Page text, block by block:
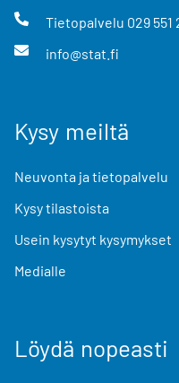
Tietopalvelu 029 551
info@stat.fi
Kysy meiltä
Neuvonta ja tietopalvelu
Kysy tilastoista
Usein kysytyt kysymykset
Medialle
Löydä nopeasti